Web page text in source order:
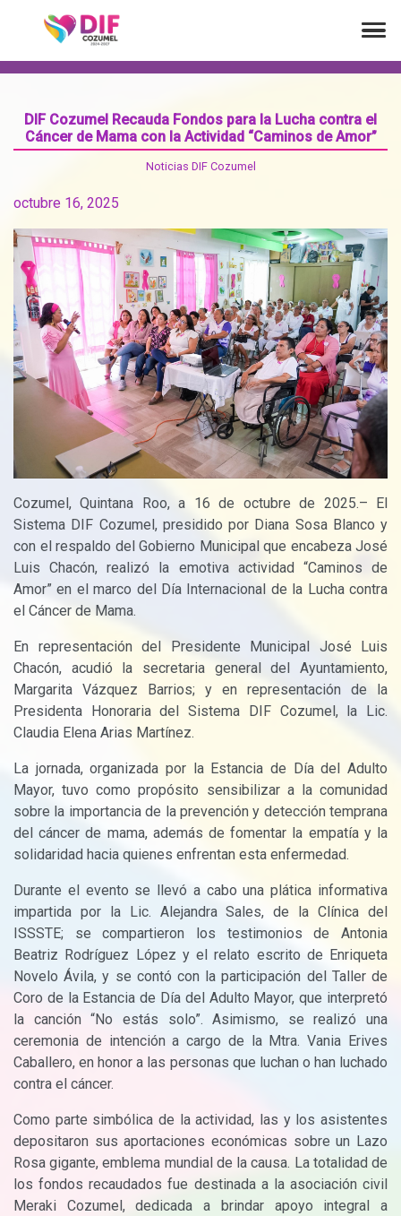
DIF Cozumel Recauda Fondos para la Lucha contra el
Cáncer de Mama con la Actividad “Caminos de Amor”
Noticias DIF Cozumel
octubre 16, 2025
Cozumel, Quintana Roo, a 16 de octubre de 2025.– El
Sistema DIF Cozumel, presidido por Diana Sosa Blanco y
con el respaldo del Gobierno Municipal que encabeza José
Luis Chacón, realizó la emotiva actividad “Caminos de
Amor” en el marco del Día Internacional de la Lucha contra
el Cáncer de Mama.
En representación del Presidente Municipal José Luis
Chacón, acudió la secretaria general del Ayuntamiento,
Margarita Vázquez Barrios; y en representación de la
Presidenta Honoraria del Sistema DIF Cozumel, la Lic.
Claudia Elena Arias Martínez.
La jornada, organizada por la Estancia de Día del Adulto
Mayor, tuvo como propósito sensibilizar a la comunidad
sobre la importancia de la prevención y detección temprana
del cáncer de mama, además de fomentar la empatía y la
solidaridad hacia quienes enfrentan esta enfermedad.
Durante el evento se llevó a cabo una plática informativa
impartida por la Lic. Alejandra Sales, de la Clínica del
ISSSTE; se compartieron los testimonios de Antonia
Beatriz Rodríguez López y el relato escrito de Enriqueta
Novelo Ávila, y se contó con la participación del Taller de
Coro de la Estancia de Día del Adulto Mayor, que interpretó
la canción “No estás solo”. Asimismo, se realizó una
ceremonia de intención a cargo de la Mtra. Vania Erives
Caballero, en honor a las personas que luchan o han luchado
contra el cáncer.
Como parte simbólica de la actividad, las y los asistentes
depositaron sus aportaciones económicas sobre un Lazo
Rosa gigante, emblema mundial de la causa. La totalidad de
los fondos recaudados fue destinada a la asociación civil
Meraki Cozumel, dedicada a brindar apoyo integral a